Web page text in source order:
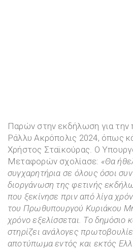
Παρών στην εκδήλωση για την
Ράλλυ Ακρόπολις 2024, όπως
Χρήστος Σταϊκούρας. Ο
Μεταφορών σχολίασε: «Θα
συγχαρητήρια σε όλους όσοι
διοργάνωση της φετινής
που ξεκίνησε πριν από λίγα
του Πρωθυπουργού Κυριάκου
χρόνο εξελίσσεται. Το δημόσιο
στηρίζειανάλογες
αποτύπωμα εντός και εκτός